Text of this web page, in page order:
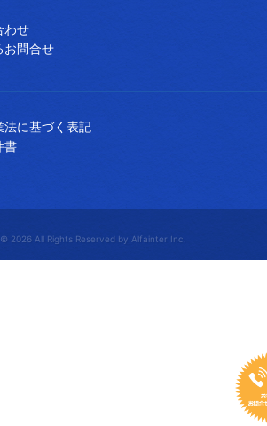
わせ
お問合せ
法に基づく表記
書
2026 All Rights Reserved by Alfainter Inc.